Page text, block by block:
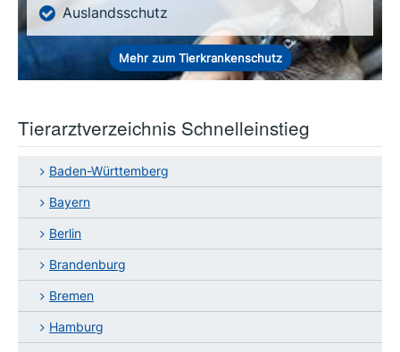
Auslandsschutz
Mehr zum Tierkrankenschutz
Tierarztverzeichnis Schnelleinstieg
Baden-Württemberg
Bayern
Berlin
Brandenburg
Bremen
Hamburg